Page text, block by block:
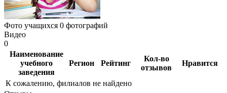
Фото учащихся 0 фотографий
Видео
0
Наименование
учебного
заведения
Регион Рейтинг
Кол-во
отзывов
Нравится
К сожалению, филиалов не найдено